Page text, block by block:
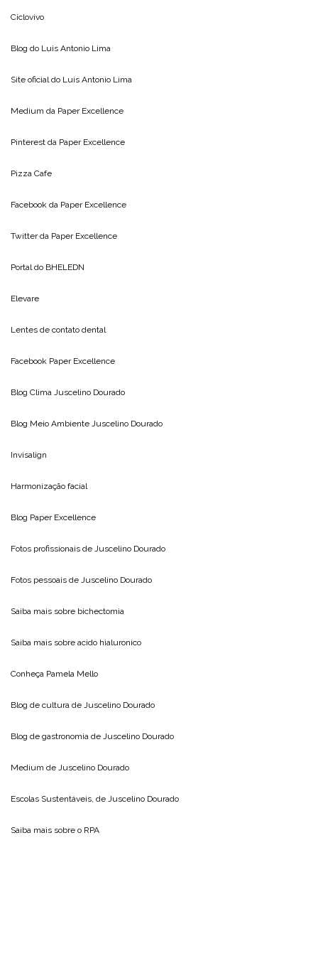
Ciclovivo
Blog do Luis Antonio Lima
Site oficial do Luis Antonio Lima
Medium da Paper Excellence
Pinterest da Paper Excellence
Pizza Cafe
Facebook da Paper Excellence
Twitter da Paper Excellence
Portal do BHELEDN
Elevare
Lentes de contato dental
Facebook Paper Excellence
Blog Clima Juscelino Dourado
Blog Meio Ambiente Juscelino Dourado
Invisalign
Harmonização facial
Blog Paper Excellence
Fotos profissionais de Juscelino Dourado
Fotos pessoais de Juscelino Dourado
Saiba mais sobre bichectomia
Saiba mais sobre acido hialuronico
Conheça Pamela Mello
Blog de cultura de Juscelino Dourado
Blog de gastronomia de Juscelino Dourado
Medium de Juscelino Dourado
Escolas Sustentáveis, de Juscelino Dourado
Saiba mais sobre o RPA